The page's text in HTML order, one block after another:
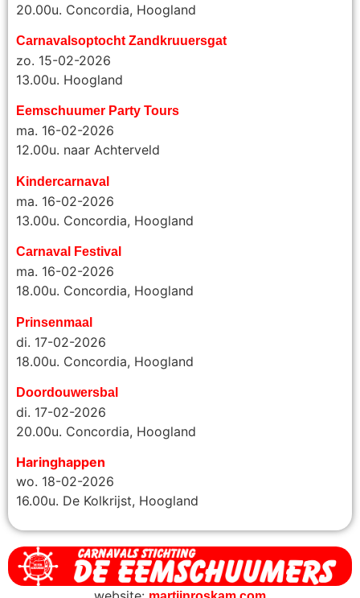
20.00u. Concordia, Hoogland
Carnavalsoptocht Zandkruuersgat
zo. 15-02-2026
13.00u. Hoogland
Eemschuumer Party Tours
ma. 16-02-2026
12.00u. naar Achterveld
Kindercarnaval
ma. 16-02-2026
13.00u. Concordia, Hoogland
Carnaval Festival
ma. 16-02-2026
18.00u. Concordia, Hoogland
Prinsenmaal
di. 17-02-2026
18.00u. Concordia, Hoogland
Doordouwersbal
di. 17-02-2026
20.00u. Concordia, Hoogland
Haringhappen
wo. 18-02-2026
16.00u. De Kolkrijst, Hoogland